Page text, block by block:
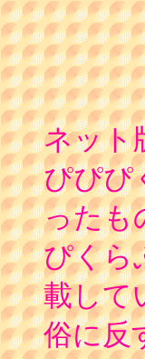
ネット
ぴぴぴ
ったも
ぴくら
載して
俗に反